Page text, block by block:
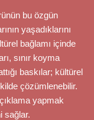
bu özgün
yaşadıklarını
bağlamı içinde
sınır koyma
baskılar; kültürel
çözümlenebilir.
yapmak
sağlar.